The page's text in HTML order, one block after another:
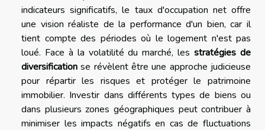
indicateurs significatifs, le taux d'occupation net offre
une vision réaliste de la performance d'un bien, car il
tient compte des périodes où le logement n'est pas
loué. Face à la volatilité du marché, lesstratégies de
diversification se révèlent être une approche judicieuse
pour répartir les risques et protéger le patrimoine
immobilier. Investir dans différents types de biens ou
dans plusieurs zones géographiques peut contribuer à
minimiser les impacts négatifs en cas de fluctuations